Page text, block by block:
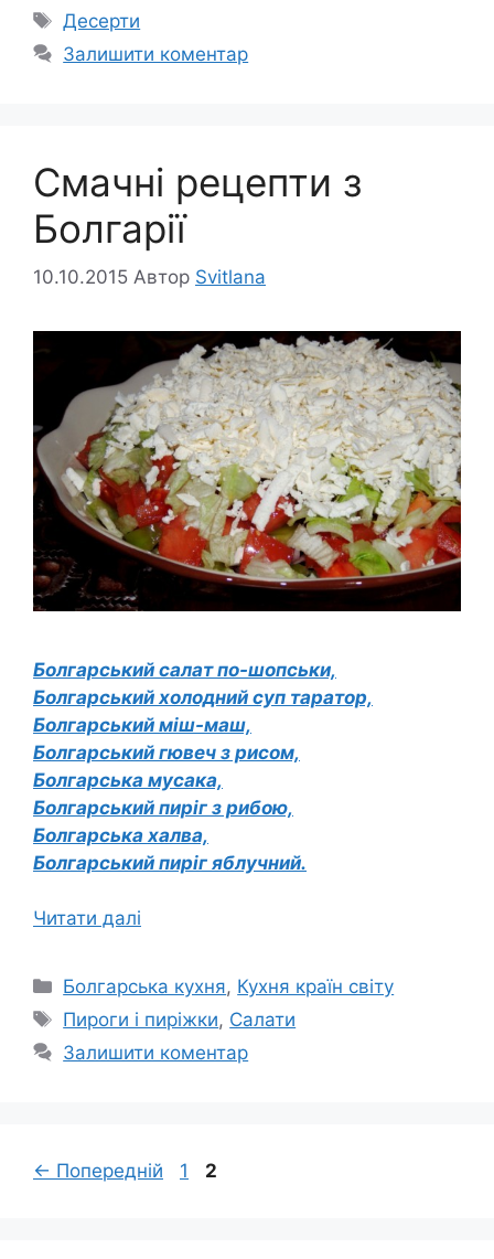
Позначки
Десерти
Залишити коментар
Смачні рецепти з
Болгарії
10.10.2015 Автор Svitlana
Болгарський салат по-шопськи,
Болгарський холодний суп таратор,
Болгарський міш-маш,
Болгарський гювеч з рисом,
Болгарська мусака,
Болгарський пиріг з рибою,
Болгарська халва,
Болгарський пиріг яблучний.
Читати далі
Категорії
Болгарська кухня, Кухня країн світу
Позначки
Пироги і пиріжки, Салати
Залишити коментар
← Попередній Сторінка
1 Сторінка
2